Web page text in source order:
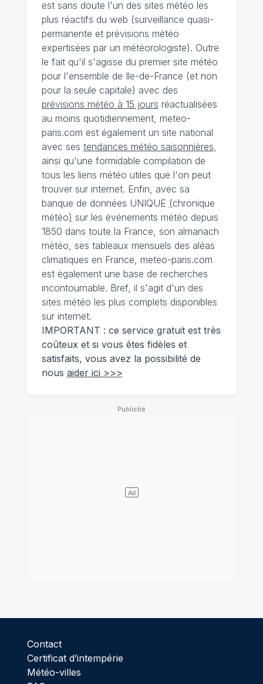
est sans doute l'un des sites météo les
plus réactifs du web (surveillance quasi-
permanente et prévisions météo
expertisées par un météorologiste). Outre
le fait qu'il s'agisse du premier site météo
pour l'ensemble de Ile-de-France (et non
pour la seule capitale) avec des
prévisions météo à 15 jours réactualisées
au moins quotidiennement, meteo-
paris.com est également un site national
avec ses tendances météo saisonnières,
ainsi qu'une formidable compilation de
tous les liens météo utiles que l'on peut
trouver sur internet. Enfin, avec sa
banque de données UNIQUE (chronique
météo) sur les événements météo depuis
1850 dans toute la France, son almanach
météo, ses tableaux mensuels des aléas
climatiques en France, meteo-paris.com
est également une base de recherches
incontournable. Bref, il s'agit d'un des
sites météo les plus complets disponibles
sur internet.
IMPORTANT : ce service gratuit est très
coûteux et si vous êtes fidèles et
satisfaits, vous avez la possibilité de
nous aider ici >>>
Contact
Certificat d’intempérie
Météo-villes